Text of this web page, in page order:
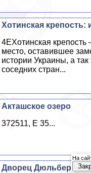
Хотинская крепость:
4EХотинская крепость
место, оставившее
истории Украины, а
соседних стран...
Акташское озеро
372511, E 35...
Дворец Дюльбер
На